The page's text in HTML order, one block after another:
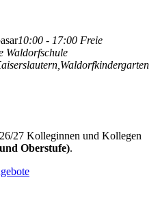
10:00 - 17:00 Freie
Waldorfschule
Waldorfkindergarten
27 Kolleginnen und Kollegen
Oberstufe).